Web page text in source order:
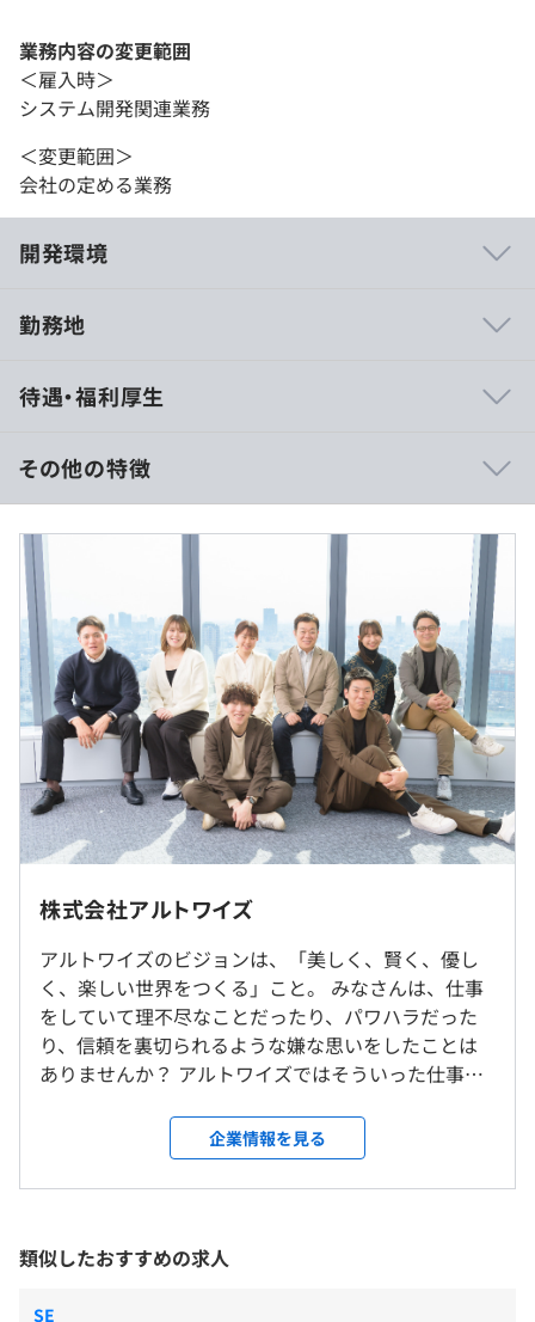
業務内容の変更範囲
＜雇入時＞
システム開発関連業務
＜変更範囲＞
会社の定める業務
開発環境
「案件選択制度」★
その中からエンジニアご自身に行きたい案件を選んで頂い
ています。
腰を据えて開発力をつけたい方、要件定義・基本設計の力
をつけたい方、PL、PMスキルをつけたい方、それぞれの
希望を営業部がヒアリングします。
業界や勤務地、残業時間の多い・少ない、リモート・出社
比率などの観点からも、自由に案件を選んでいます。
またクライアントと面談した後でもクライアントの上司の
方と相性などが良くなさそうな場合は、双方合意の上、案
件を選び直せるようにしています。
実際に入社半年間で２回案件が変わったエンジニアがおり
ますが、最後に案件が変わってからは安定した長期稼働を
しています。
★エンジニアファーストな環境★
は9時間！
プライベートも楽しめるよう、会社としてもお客様と調整
し、残業時間を極力コントロールしています。
そのため、平日の夜や休日に趣味を楽しんでいるエンジニ
アが多いです。
【新規自社事業実績】 ※現在はクローズしております。
ービス
勤務地
※社内、もしくはお客さま先での勤務となります。
※リモート勤務可（リモート併用率：90%）
就業場所の変更範囲
＜雇入時＞
本社または首都圏内のクライアント先もしくは自宅勤務
＜変更範囲＞
※勤務先の規定により異なります。
待遇・福利厚生
■入社時の想定年収
年収350万円～年収600万円 ※経験・スキルによって決
定します。
＜月給制＞
月給 30万円～50万円
◎前職給与を保証！
《モデルケース》
◆年収800万円／38歳（入社6年目）
◆年収600万円／32歳（入社3年目）
◆年収450万円／28歳（入社1年目）
（※ 想定年収 は年収提示額を保証するものではありません）
10：00～19：00
※プロジェクトによって多少前後あり
休憩時間：休憩60分 ※昼食時間は業務の都合により各々
その他の特徴
株式会社アルトワイズ
アルトワイズのビジョンは、「美しく、賢く、優し
く、楽しい世界をつくる」こと。 みなさんは、仕事
をしていて理不尽なことだったり、パワハラだった
り、信頼を裏切られるような嫌な思いをしたことは
ありませんか？ アルトワイズではそういった仕事を
無くし、逆に「仕事をしていて楽しい」と思えるよ
うなことを増やしていくことを目標に、会社を運営
しています。 アルトワイズの人事ポリシーは、「自
ジュアル面談でお話しを聞いてみたり、遊びに来る
と分かると思うのですが、アルトワイズは基本的に
色々と「自由」です。 この「自由」をポジティブに
企業情報を見る
類似したおすすめの求人
SE